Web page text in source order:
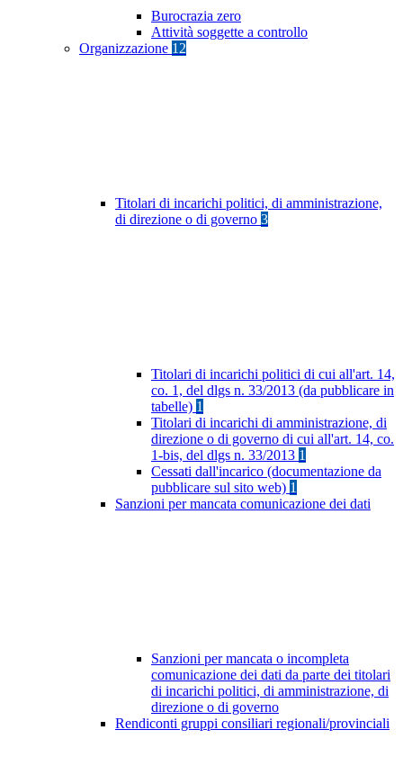
Burocrazia zero
Attività soggette a controllo
Organizzazione 12
Titolari di incarichi politici, di amministrazione,
di direzione o di governo 3
Titolari di incarichi politici di cui all'art. 14,
co. 1, del dlgs n. 33/2013 (da pubblicare in
tabelle) 1
Titolari di incarichi di amministrazione, di
direzione o di governo di cui all'art. 14, co.
1-bis, del dlgs n. 33/2013 1
Cessati dall'incarico (documentazione da
pubblicare sul sito web) 1
Sanzioni per mancata comunicazione dei dati
Sanzioni per mancata o incompleta
comunicazione dei dati da parte dei titolari
di incarichi politici, di amministrazione, di
direzione o di governo
Rendiconti gruppi consiliari regionali/provinciali